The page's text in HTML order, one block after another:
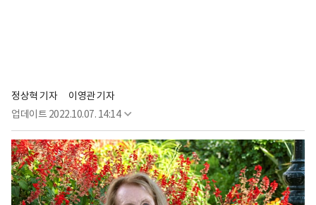
정상혁 기자
이영관 기자
업데이트 2022.10.07. 14:14